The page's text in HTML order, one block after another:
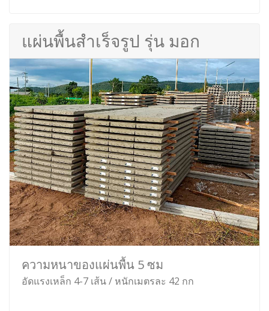
แผ่นพื้นสำเร็จรูป รุ่น มอก
ความหนาของแผ่นพื้น 5 ซม
อัดแรงเหล็ก 4-7 เส้น / หนักเมตรละ 42 กก